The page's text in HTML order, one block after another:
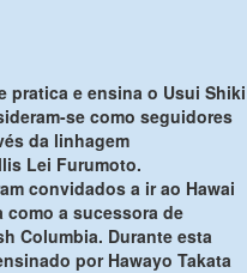
pratica e ensina o Usui Shiki
se como seguidores
da linhagem
Lei Furumoto.
convidados a ir ao Hawai
a sucessora de
Columbia. Durante esta
por Hawayo Takata